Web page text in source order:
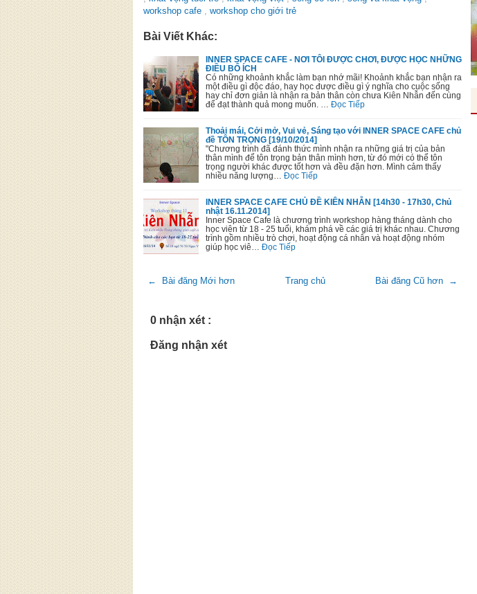
workshop cafe , workshop cho giới trẻ
Bài Viết Khác:
INNER SPACE CAFE - NƠI TÔI ĐƯỢC CHƠI, ĐƯỢC HỌC NHỮNG
ĐIỀU BỔ ÍCH
Có những khoảnh khắc làm bạn nhớ mãi! Khoảnh khắc bạn nhận ra
một điều gì độc đáo, hay học được điều gì ý nghĩa cho cuộc sống
hay chỉ đơn giản là nhận ra bản thân còn chưa Kiên Nhẫn đến cùng
để đạt thành quả mong muốn. …
Đọc Tiếp
Thoải mái, Cởi mở, Vui vẻ, Sáng tạo với INNER SPACE CAFE chủ
đề TÔN TRỌNG [19/10/2014]
"Chương trình đã đánh thức mình nhận ra những giá trị của bản
thân mình để tôn trọng bản thân mình hơn, từ đó mới có thể tôn
trọng người khác được tốt hơn và đều đặn hơn. Mình cảm thấy
nhiều năng lượng…
Đọc Tiếp
INNER SPACE CAFE CHỦ ĐỀ KIÊN NHẪN [14h30 - 17h30, Chủ
nhật 16.11.2014]
Inner Space Cafe là chương trình workshop hàng tháng dành cho
học viên từ 18 - 25 tuổi, khám phá về các giá trị khác nhau. Chương
trình gồm nhiều trò chơi, hoạt động cá nhân và hoạt động nhóm
giúp học viê…
Đọc Tiếp
← Bài đăng Mới hơn Bài đăng Cũ hơn →
Trang chủ
0 nhận xét :
Đăng nhận xét